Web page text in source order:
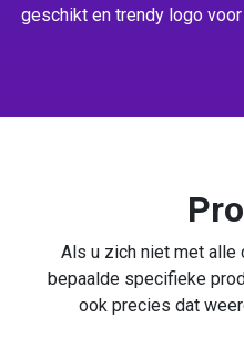
geschikt en trendy logo
Als u zich niet met alle
bepaalde specifieke
ook precies dat